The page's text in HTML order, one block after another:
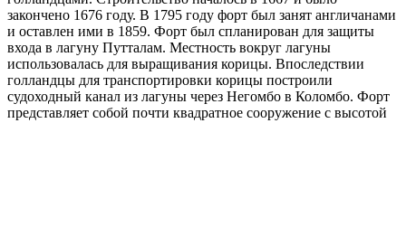
закончено 1676 году. В 1795 году форт был занят англичанами
и оставлен ими в 1859. Форт был спланирован для защиты
входа в лагуну Путталам. Местность вокруг лагуны
использовалась для выращивания корицы. Впоследствии
голландцы для транспортировки корицы построили
судоходный канал из лагуны через Негомбо в Коломбо. Форт
представляет собой почти квадратное сооружение с высотой